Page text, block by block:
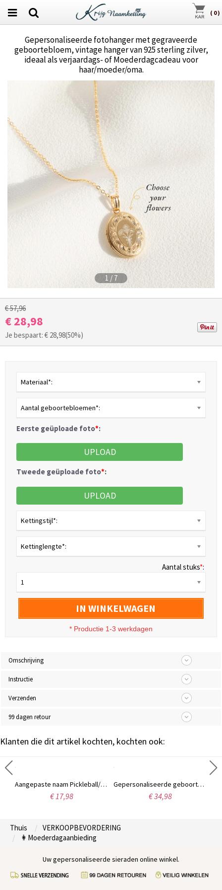
( 0)
Gepersonaliseerde fotohanger met gegraveerde
geboortebloem, vintage hanger van 925 sterling zilver,
ideaal als verjaardags- of Moederdagcadeau voor
haar/moeder/oma.
1 / 7
€ 57,96
€ 28,98
Je bespaart: € 28,98(50%)
Materiaal*:
Aantal geboortebloemen*:
Eerste geüploade foto*:
UPLOAD
Tweede geüploade foto*:
UPLOAD
Kettingstijl*:
Kettinglengte*:
Aantal stuks*:
1
IN WINKELWAGEN
* Productie 1-3 werkdagen
Omschrijving
Instructie
Verzenden
99 dagen retour
Klanten die dit artikel kochten, kochten ook:
Aangepaste naam Pickleball/Tafeltennis/Badmintonracket ketting, Sterling Zilver 925 Sportketting met Hartbedel, Cadeau voor Sportliefhebbers/Coaches
€ 17,98
Gepersonaliseerde geboortebloem stethoscoop schakelketting, damessieraden, afstudeer-/waarderingscadeau voor verpleegkundigen/artsen/medische studenten
€ 34,98
Thuis
VERKOOPBEVORDERING
👩Moederdagaanbieding
Uw gepersonaliseerde sieraden online winkel.